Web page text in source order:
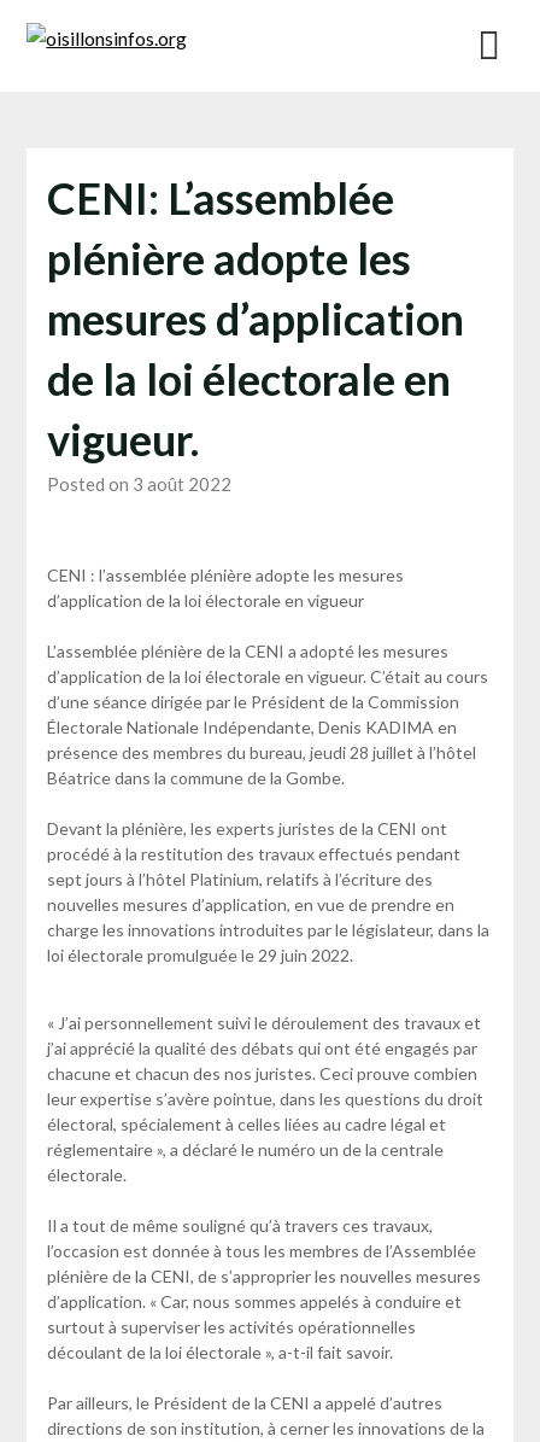
CENI: L’assemblée
plénière adopte les
mesures d’application
de la loi électorale en
vigueur.
Posted on 3 août 2022
CENI : l’assemblée plénière adopte les mesures
d’application de la loi électorale en vigueur
L’assemblée plénière de la CENI a adopté les mesures
d’application de la loi électorale en vigueur. C’était au cours
d’une séance dirigée par le Président de la Commission
Électorale Nationale Indépendante, Denis KADIMA en
présence des membres du bureau, jeudi 28 juillet à l’hôtel
Béatrice dans la commune de la Gombe.
Devant la plénière, les experts juristes de la CENI ont
procédé à la restitution des travaux effectués pendant
sept jours à l’hôtel Platinium, relatifs à l’écriture des
nouvelles mesures d’application, en vue de prendre en
charge les innovations introduites par le législateur, dans la
loi électorale promulguée le 29 juin 2022.
« J’ai personnellement suivi le déroulement des travaux et
j’ai apprécié la qualité des débats qui ont été engagés par
chacune et chacun des nos juristes. Ceci prouve combien
leur expertise s’avère pointue, dans les questions du droit
électoral, spécialement à celles liées au cadre légal et
réglementaire », a déclaré le numéro un de la centrale
électorale.
Il a tout de même souligné qu’à travers ces travaux,
l’occasion est donnée à tous les membres de l’Assemblée
plénière de la CENI, de s’approprier les nouvelles mesures
d’application. « Car, nous sommes appelés à conduire et
surtout à superviser les activités opérationnelles
découlant de la loi électorale », a-t-il fait savoir.
Par ailleurs, le Président de la CENI a appelé d’autres
directions de son institution, à cerner les innovations de la